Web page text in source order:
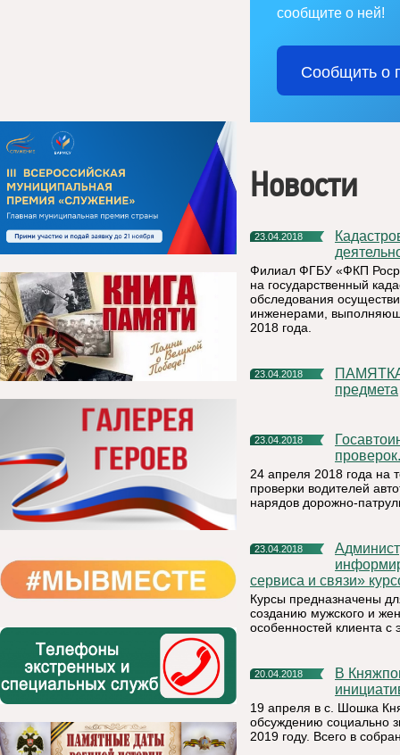
сообщите о ней!
Сообщить о
Новости
23.04.2018
Кадастровая палата провела мониторинг качества
Филиал ФГБУ «ФКП
на государственный
обследования
инженерами,
2018 года.
23.04.2018
ПАМЯТКА В случае обнаружения подозрительного
предмета
23.04.2018
Госавтоинспекторы проверят водителей во время массовых
проверок.
24 апреля 2018 года на
проверки водителей
нарядов дорожно-
23.04.2018
Администрация муниципального района «Княжпогостский»
сервиса и связи»
Курсы предназначены
созданию мужского и
особенностей клиента с
20.04.2018
В Княжпогостском районе продолжается сбор народных
19 апреля в с. Шошка
обсуждению социально
2019 году. Всего в